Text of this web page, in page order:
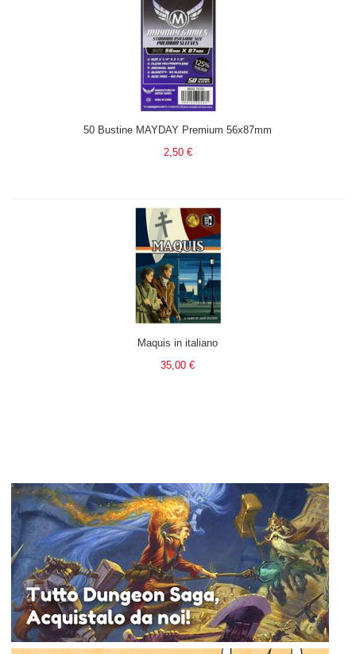
50 Bustine MAYDAY Premium 56x87mm
2,50 €
Maquis in italiano
35,00 €